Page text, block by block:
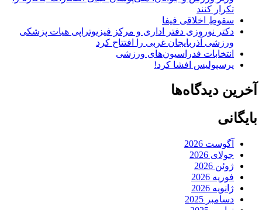
تکرار کنند
سقوطِ اخلاقی فیفا
دکتر نوروزی دفتر اداری و مرکز فیزیوتراپی هیات پزشکی
ورزشی آذربایجان غربی را افتتاح کرد
انتخابات فدراسیون‌های ورزشی
پرسپولیس افشا کرد!
آخرین دیدگاه‌ها
بایگانی
آگوست 2026
جولای 2026
ژوئن 2026
فوریه 2026
ژانویه 2026
دسامبر 2025